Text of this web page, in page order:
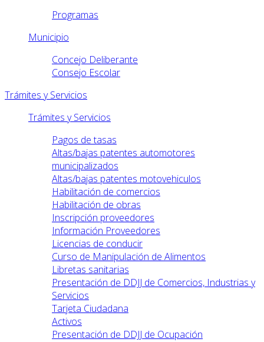
Programas
Municipio
Concejo Deliberante
Consejo Escolar
Trámites y Servicios
Trámites y Servicios
Pagos de tasas
Altas/bajas patentes automotores
municipalizados
Altas/bajas patentes motovehiculos
Habilitación de comercios
Habilitación de obras
Inscripción proveedores
Información Proveedores
Licencias de conducir
Curso de Manipulación de Alimentos
Libretas sanitarias
Presentación de DDJJ de Comercios, Industrias y
Servicios
Tarjeta Ciudadana
Activos
Presentación de DDJJ de Ocupación